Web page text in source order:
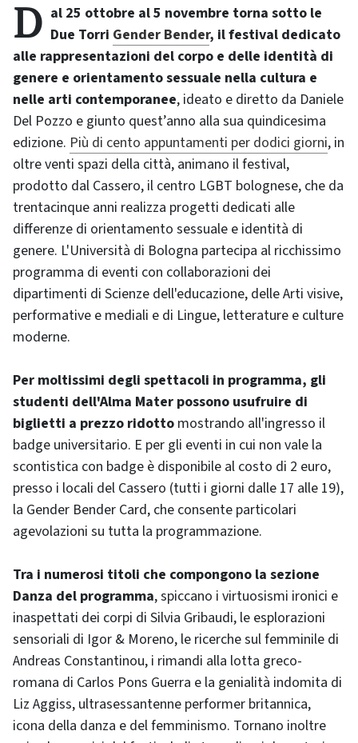
Dal 25 ottobre al 5 novembre torna sotto le Due Torri Gender Bender, il festival dedicato
alle rappresentazioni del corpo e delle identità di
genere e orientamento sessuale nella cultura e
nelle arti contemporanee, ideato e diretto da Daniele
Del Pozzo e giunto quest’anno alla sua quindicesima
edizione. Più di cento appuntamenti per dodici giorni, in
oltre venti spazi della città, animano il festival,
prodotto dal Cassero, il centro LGBT bolognese, che da
trentacinque anni realizza progetti dedicati alle
differenze di orientamento sessuale e identità di
genere. L'Università di Bologna partecipa al ricchissimo
programma di eventi con collaborazioni dei
dipartimenti di Scienze dell'educazione, delle Arti visive,
performative e mediali e di Lingue, letterature e culture
moderne.
Per moltissimi degli spettacoli in programma, gli
studenti dell'Alma Mater possono usufruire di
biglietti a prezzo ridotto mostrando all'ingresso il
badge universitario. E per gli eventi in cui non vale la
scontistica con badge è disponibile al costo di 2 euro,
presso i locali del Cassero (tutti i giorni dalle 17 alle 19),
la Gender Bender Card, che consente particolari
agevolazioni su tutta la programmazione.
Tra i numerosi titoli che compongono la sezione
Danza del programma, spiccano i virtuosismi ironici e
inaspettati dei corpi di Silvia Gribaudi, le esplorazioni
sensoriali di Igor & Moreno, le ricerche sul femminile di
Andreas Constantinou, i rimandi alla lotta greco-
romana di Carlos Pons Guerra e la genialità indomita di
Liz Aggiss, ultrasessantenne performer britannica,
icona della danza e del femminismo. Tornano inoltre